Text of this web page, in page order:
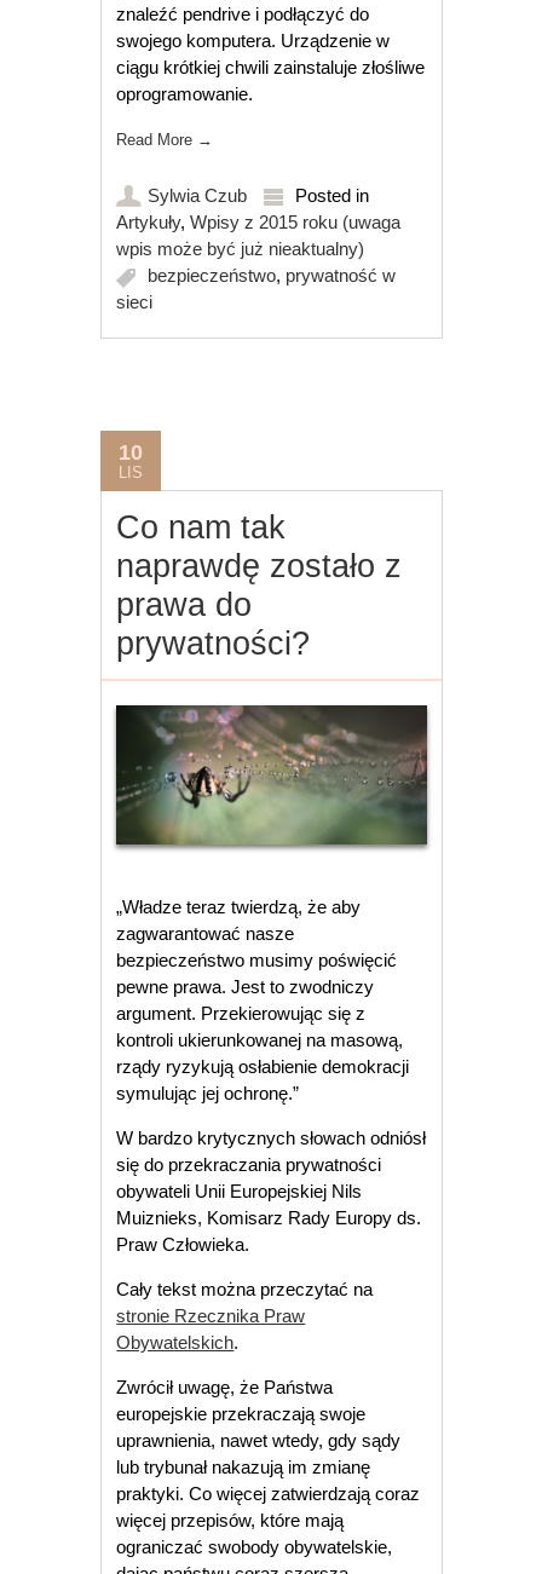
znaleźć pendrive i podłączyć do
swojego komputera. Urządzenie w
ciągu krótkiej chwili zainstaluje złośliwe
oprogramowanie.
Read More →
Sylwia Czub
Posted in
Artykuły,Wpisy z 2015 roku (uwaga
wpis może być już nieaktualny)
bezpieczeństwo, prywatność w
sieci
10
LIS
Co nam tak
naprawdę zostało z
prawa do
prywatności?
„Władze teraz twierdzą, że aby
zagwarantować nasze
bezpieczeństwo musimy poświęcić
pewne prawa. Jest to zwodniczy
argument. Przekierowując się z
kontroli ukierunkowanej na masową,
rządy ryzykują osłabienie demokracji
symulując jej ochronę.”
W bardzo krytycznych słowach odniósł
się do przekraczania prywatności
obywateli Unii Europejskiej Nils
Muiznieks, Komisarz Rady Europy ds.
Praw Człowieka.
Cały tekst można przeczytać na
stronie Rzecznika Praw
Obywatelskich.
Zwrócił uwagę, że Państwa
europejskie przekraczają swoje
uprawnienia, nawet wtedy, gdy sądy
lub trybunał nakazują im zmianę
praktyki. Co więcej zatwierdzają coraz
więcej przepisów, które mają
ograniczać swobody obywatelskie,